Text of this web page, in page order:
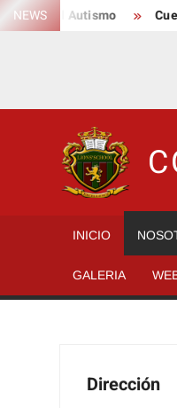
Saltar
al
NEWS
del Autismo Cuenta
INICIO
GALERIA
Dirección